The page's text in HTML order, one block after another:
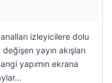
izleyicilere dolu
yayın akışları
yapımın ekrana